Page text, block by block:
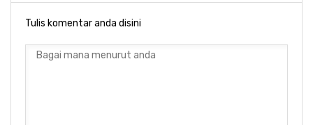
Tulis komentar anda disini